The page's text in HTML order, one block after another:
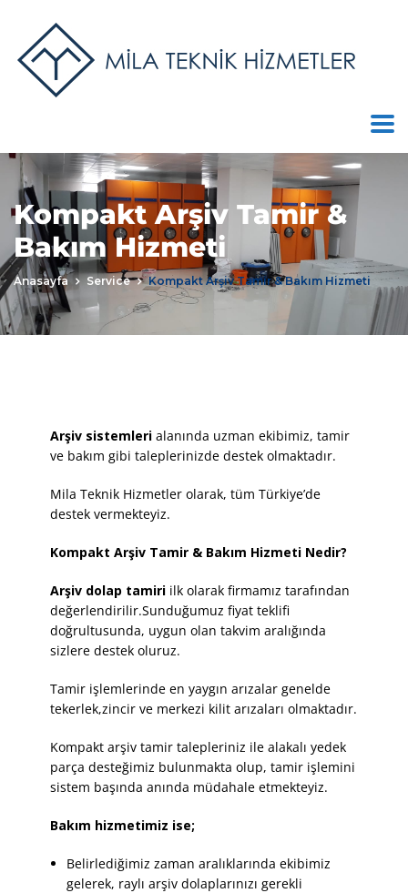
Kompakt Arşiv Tamir &
Bakım Hizmeti
Anasayfa Service Kompakt Arşiv Tamir & Bakım Hizmeti
Arşiv sistemleri alanında uzman ekibimiz, tamir
ve bakım gibi taleplerinizde destek olmaktadır.
Mila Teknik Hizmetler olarak, tüm Türkiye’de
destek vermekteyiz.
Kompakt Arşiv Tamir & Bakım Hizmeti Nedir?
Arşiv dolap tamiri ilk olarak firmamız tarafından
değerlendirilir.Sunduğumuz fiyat teklifi
doğrultusunda, uygun olan takvim aralığında
sizlere destek oluruz.
Tamir işlemlerinde en yaygın arızalar genelde
tekerlek,zincir ve merkezi kilit arızaları olmaktadır.
Kompakt arşiv tamir talepleriniz ile alakalı yedek
parça desteğimiz bulunmakta olup, tamir işlemini
sistem başında anında müdahale etmekteyiz.
Bakım hizmetimiz ise;
Belirlediğimiz zaman aralıklarında ekibimiz
gelerek, raylı arşiv dolaplarınızı gerekli